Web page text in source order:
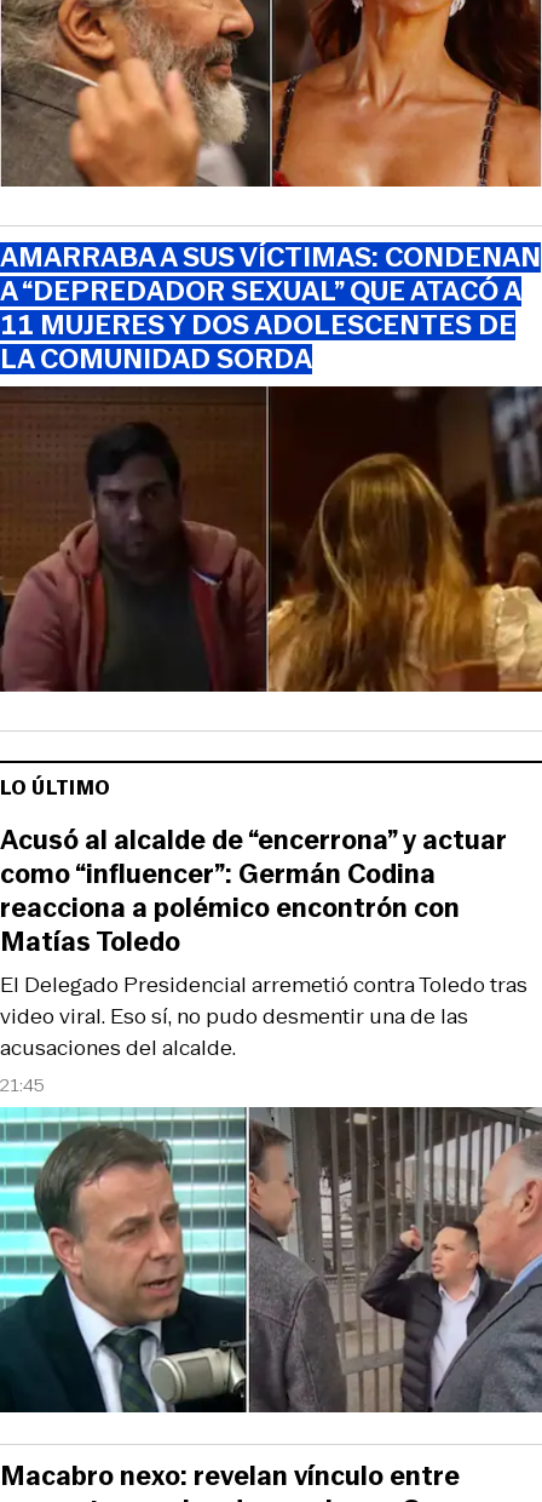
AMARRABA A SUS VÍCTIMAS: CONDENAN
A “DEPREDADOR SEXUAL” QUE ATACÓ A
11 MUJERES Y DOS ADOLESCENTES DE
LA COMUNIDAD SORDA
LO ÚLTIMO
21:45
El Delegado Presidencial arremetió contra Toledo tras
video viral. Eso sí, no pudo desmentir una de las
acusaciones del alcalde.
Acusó al alcalde de “encerrona” y actuar
como “influencer”: Germán Codina
reacciona a polémico encontrón con
Matías Toledo
Macabro nexo: revelan vínculo entre